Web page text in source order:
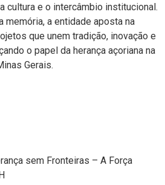
cultura e o intercâmbio institucional.
memória, a entidade aposta na
que unem tradição, inovação e
o papel da herança açoriana na
Gerais.
sem Fronteiras – A Força